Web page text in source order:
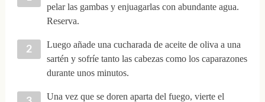
pelar las gambas y enjuagarlas con abundante agua.
Reserva.
Luego añade una cucharada de aceite de oliva a una
sartén y sofríe tanto las cabezas como los caparazones
durante unos minutos.
Una vez que se doren aparta del fuego, vierte el